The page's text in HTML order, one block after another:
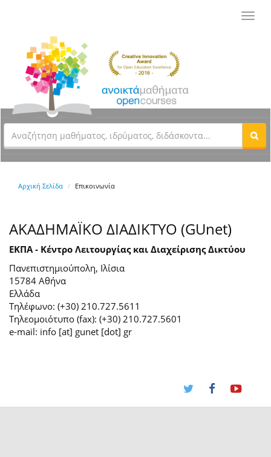
Αρχική Σελίδα Επικοινωνία
ΑΚΑΔΗΜΑΪΚΟ ΔΙΑΔΙΚΤΥΟ (GUnet)
ΕΚΠΑ - Κέντρο Λειτουργίας και Διαχείρισης Δικτύου
Πανεπιστημιούπολη, Ιλίσια
15784 Αθήνα
Ελλάδα
Τηλέφωνο: (+30) 210.727.5611
Τηλεομοιότυπο (fax): (+30) 210.727.5601
e-mail: info [at] gunet [dot] gr